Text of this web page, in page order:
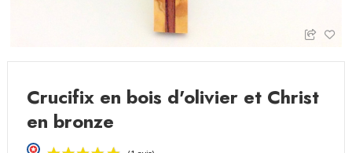
Crucifix en bois d'olivier et Christ
en bronze